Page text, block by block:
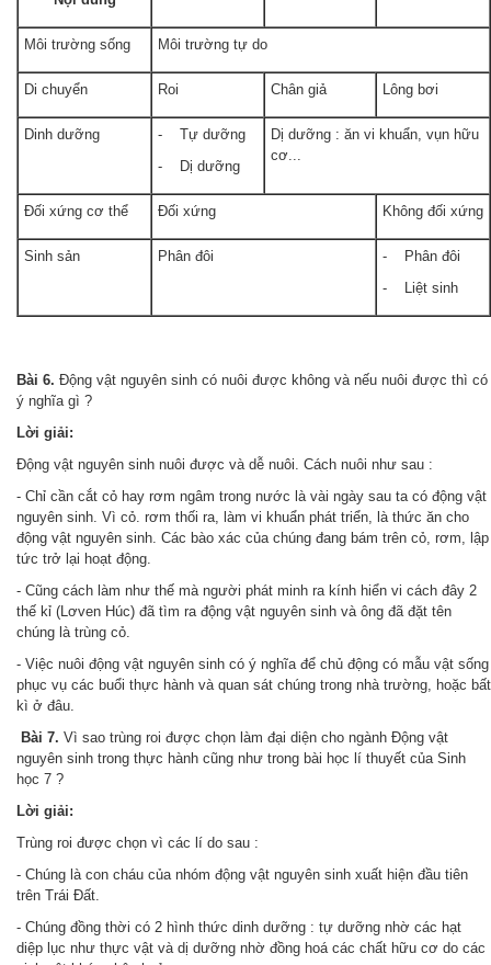
Môi trường sống Môi trường tự do
Di chuyển Roi Chân giả Lông bơi
Dinh dưỡng
- Tự dưỡng
- Dị dưỡng
Dị dưỡng : ăn vi khuẩn, vụn hữu
cơ...
Đối xứng cơ thể Đối xứng Không đối xứng
Sinh sản Phân đôi
- Phân đôi
- Liệt sinh
Bài 6. Động vật nguyên sinh có nuôi được không và nếu nuôi được thì có
ý nghĩa gì ?
Lời giải:
Động vật nguyên sinh nuôi được và dễ nuôi. Cách nuôi như sau :
- Chỉ cần cắt cỏ hay rơm ngâm trong nước là vài ngày sau ta có động vật
nguyên sinh. Vì cỏ. rơm thối ra, làm vi khuẩn phát triển, là thức ăn cho
động vật nguyên sinh. Các bào xác của chúng đang bám trên cỏ, rơm, lập
tức trở lại hoạt động.
- Cũng cách làm như thế mà người phát minh ra kính hiển vi cách đây 2
thế kỉ (Lơven Húc) đã tìm ra động vật nguyên sinh và ông đã đặt tên
chúng là trùng cỏ.
- Việc nuôi động vật nguyên sinh có ý nghĩa để chủ động có mẫu vật sống
phục vụ các buổi thực hành và quan sát chúng trong nhà trường, hoặc bất
kì ở đâu.
Bài 7. Vì sao trùng roi được chọn làm đại diện cho ngành Động vật
nguyên sinh trong thực hành cũng như trong bài học lí thuyết của Sinh
học 7 ?
Lời giải:
Trùng roi được chọn vì các lí do sau :
- Chúng là con cháu của nhóm động vật nguyên sinh xuất hiện đầu tiên
trên Trái Đất.
- Chúng đồng thời có 2 hình thức dinh dưỡng : tự dưỡng nhờ các hạt
diệp lục như thực vật và dị dưỡng nhờ đồng hoá các chất hữu cơ do các